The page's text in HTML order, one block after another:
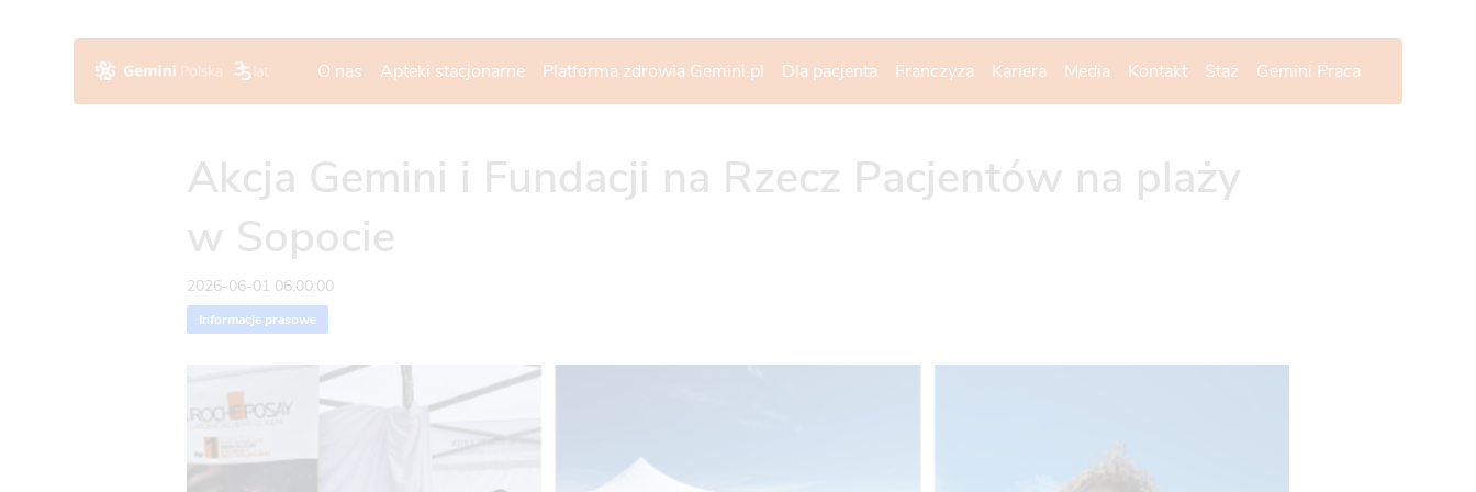
O nas Apteki stacjonarne Platforma zdrowia Gemini.pl Dla pacjenta Franczyza Kariera Media Kontakt Staż Gemini Praca
Akcja Gemini i Fundacji na Rzecz Pacjentów na plaży
w Sopocie
2026-06-01 06:00:00
Informacje prasowe